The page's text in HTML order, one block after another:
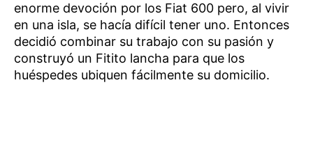
enorme devoción por los Fiat 600 pero, al vivir
en una isla, se hacía difícil tener uno. Entonces
decidió combinar su trabajo con su pasión y
construyó un Fitito lancha para que los
huéspedes ubiquen fácilmente su domicilio.